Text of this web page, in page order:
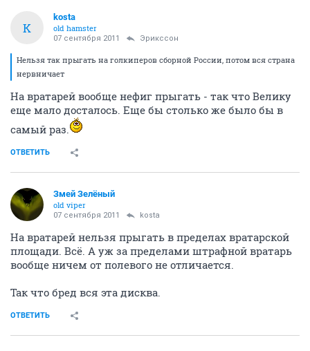
K
kosta
old hamster
07 сентября 2011 Эрикссон
Нельзя так прыгать на голкиперов сборной России, потом вся страна
нервничает
На вратарей вообще нефиг прыгать - так что Велику
еще мало досталось. Еще бы столько же было бы в
самый раз.
ОТВЕТИТЬ
Змей Зелёный
old viper
07 сентября 2011 kosta
На вратарей нельзя прыгать в пределах вратарской
площади. Всё. А уж за пределами штрафной вратарь
вообще ничем от полевого не отличается.
Так что бред вся эта дисква.
ОТВЕТИТЬ